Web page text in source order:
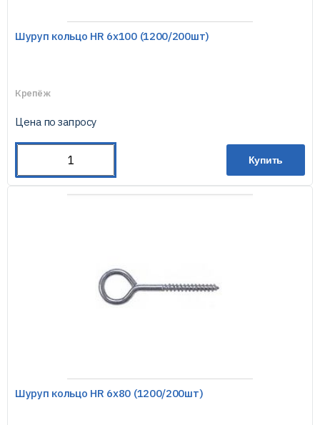
Шуруп кольцо HR 6х100 (1200/200шт)
Крепёж
Цена по запросу
Купить
Шуруп кольцо HR 6х80 (1200/200шт)